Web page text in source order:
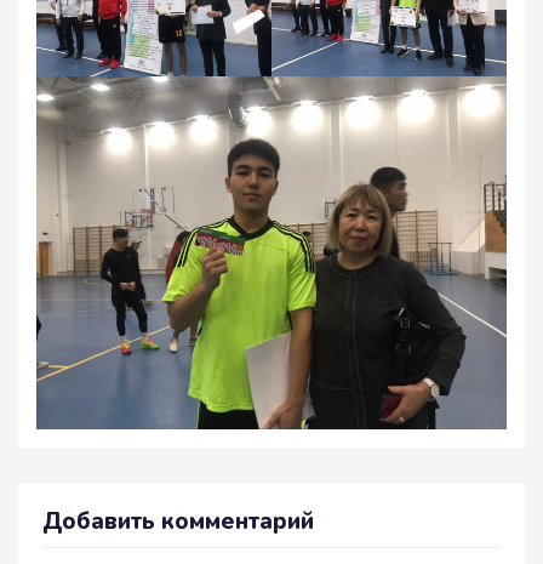
Добавить комментарий